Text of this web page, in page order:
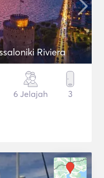
Riviera
6 Jelajah 3